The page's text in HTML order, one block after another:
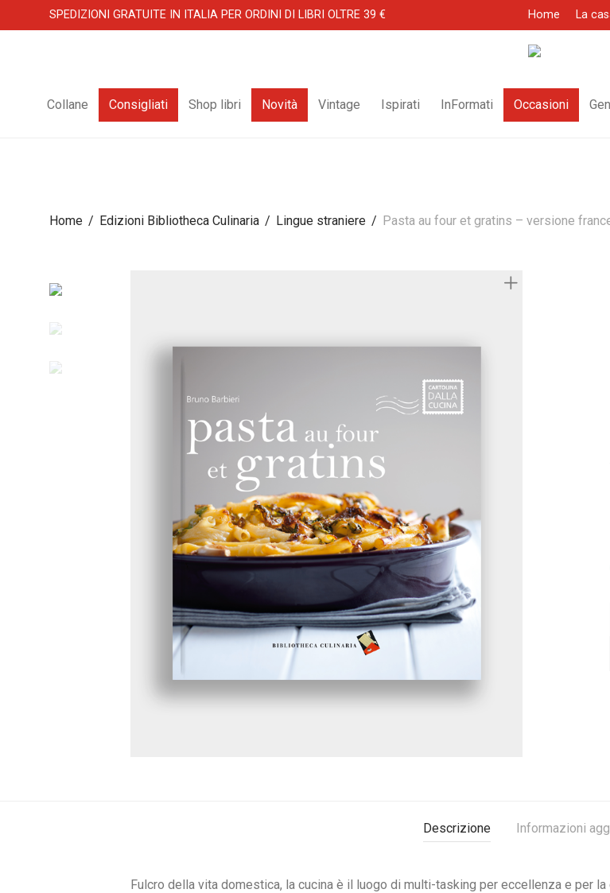
SPEDIZIONI GRATUITE IN ITALIA PER ORDINI DI LIBRI OLTRE 39 € Home La
Collane Consigliati Shop libri Novità Vintage Ispirati InFormati Occasioni
Home / Edizioni Bibliotheca Culinaria / Lingue straniere / Pasta au four et gratins – versione
Descrizione Informazioni
Fulcro della vita domestica, la cucina è il luogo di multi-tasking per eccellenza e per